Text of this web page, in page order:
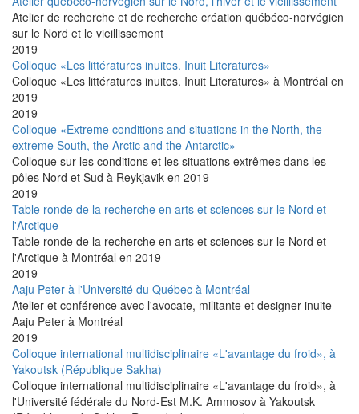
Atelier de recherche et de recherche création québéco-norvégien
sur le Nord et le vieillissement
2019
Colloque «Les littératures inuites. Inuit Literatures»
Colloque «Les littératures inuites. Inuit Literatures» à Montréal en
2019
2019
Colloque «Extreme conditions and situations in the North, the
extreme South, the Arctic and the Antarctic»
Colloque sur les conditions et les situations extrêmes dans les
pôles Nord et Sud à Reykjavik en 2019
2019
Table ronde de la recherche en arts et sciences sur le Nord et
l'Arctique
Table ronde de la recherche en arts et sciences sur le Nord et
l'Arctique à Montréal en 2019
2019
Aaju Peter à l'Université du Québec à Montréal
Atelier et conférence avec l'avocate, militante et designer inuite
Aaju Peter à Montréal
2019
Colloque international multidisciplinaire «L'avantage du froid», à
Yakoutsk (République Sakha)
Colloque international multidisciplinaire «L'avantage du froid», à
l'Université fédérale du Nord-Est M.K. Ammosov à Yakoutsk